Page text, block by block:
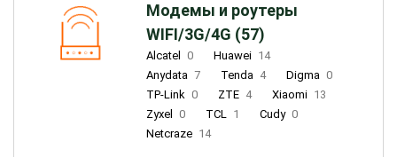
Модемы и роутеры
WIFI/3G/4G (57)
Alcatel 0 Huawei 14
Anydata 7 Tenda 4 Digma 0
TP-Link 0 ZTE 4 Xiaomi 13
Zyxel
0 TCL 1 Cudy 0
Netcraze 14